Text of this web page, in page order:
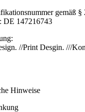
gemäß §
DE 147216743
//Print Desgin. ///
Hinweise